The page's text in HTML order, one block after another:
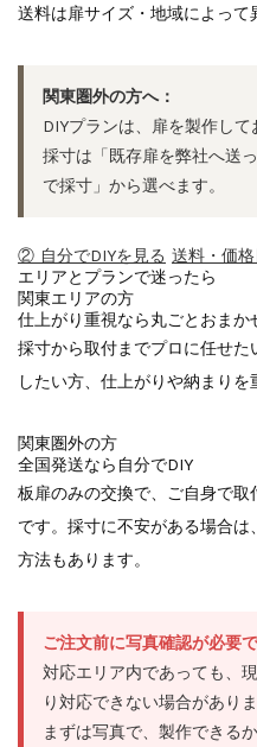
送料は扉サイズ・地域によって
関東圏外の方へ：
DIYプランは、扉を製作して
採寸は「既存扉を弊社へ送
で採寸」から選べます。
② 自分でDIYを見る 送料・価
エリアとプランで迷ったら
関東エリアの方
仕上がり重視なら丸ごとおまか
採寸から取付までプロに任せ
したい方、仕上がりや納まりを
関東圏外の方
全国発送なら自分でDIY
板扉のみの交換で、ご自身で
です。採寸に不安がある場合
方法もあります。
ご注文前に写真確認が必要で
対応エリア内であっても、
り対応できない場合がありま
まずは写真で、製作できる